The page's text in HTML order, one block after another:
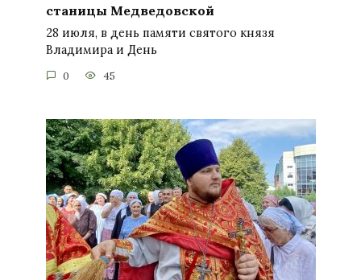
станицы Медведовской
28 июля, в день памяти святого князя
Владимира и День
0 45